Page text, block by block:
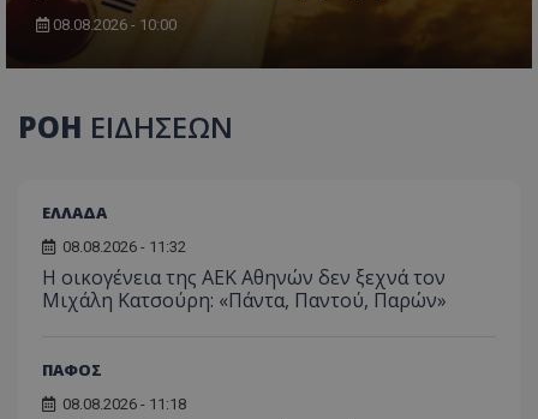
08.08.2026 - 10:00
ΡΟΗ ΕΙΔΗΣΕΩΝ
ΕΛΛΑΔΑ
08.08.2026 - 11:32
Η οικογένεια της ΑΕΚ Αθηνών δεν ξεχνά τον
Μιχάλη Κατσούρη: «Πάντα, Παντού, Παρών»
ΠΑΦΟΣ
08.08.2026 - 11:18